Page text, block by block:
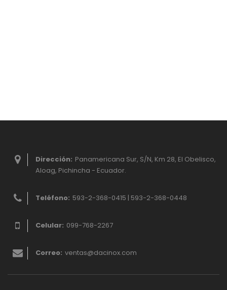
Dirección: Panamericana Sur, S/N, Km 28, El Obelisco,
Aloag, Pichincha - Ecuador.
Teléfono: 593-2-368-0415 | 593-2-368-0448
Celular: 099-768-2267
Correo: ventas@dacinox.com